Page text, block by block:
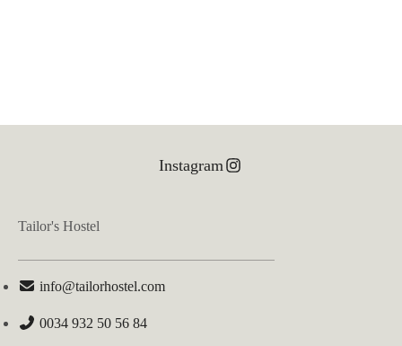
Instagram
Tailor's Hostel
info@tailorhostel.com
0034 932 50 56 84